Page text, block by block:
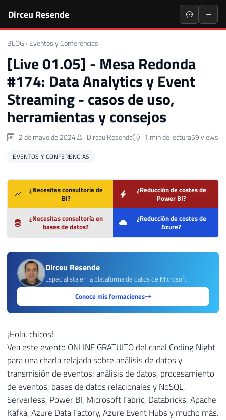
Dirceu Resende
BLOG › Eventos y Conferencias
[Live 01.05] - Mesa Redonda
#174: Data Analytics y Event
Streaming - casos de uso,
herramientas y consejos
2 de mayo de 2024 Dirceu Resende 1 min de lectura59 views
EVENTOS Y CONFERENCIAS
¿Necesitas consultoría de
BI?
¿Reducción de costes de
Power BI?
¿Necesitas consultoría en
bases de datos?
¿Reducción de costes de
Azure?
Dirceu Resende
Especialista en la plataforma de datos de Microsoft
Conoce mis formaciones
¡Hola, chicos!
Vea este evento ONLINE GRATUITO del canal Coding Night
para una charla relajada sobre análisis de datos y
transmisión de eventos: análisis de datos, procesamiento
de eventos, bases de datos relacionales y NoSQL,
Serverless, Power BI, Microsoft Fabric, Databricks, Apache
Kafka, Azure Data Factory, Azure Event Hubs y mucho más.